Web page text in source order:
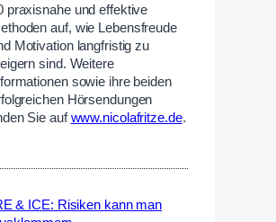
praxisnahe und effektive
auf, wie Lebensfreude
Motivation langfristig zu
sind. Weitere
sowie ihre beiden
Hörsendungen
Sie aufwww.nicolafritze.de.
& ICE: Risiken kann man